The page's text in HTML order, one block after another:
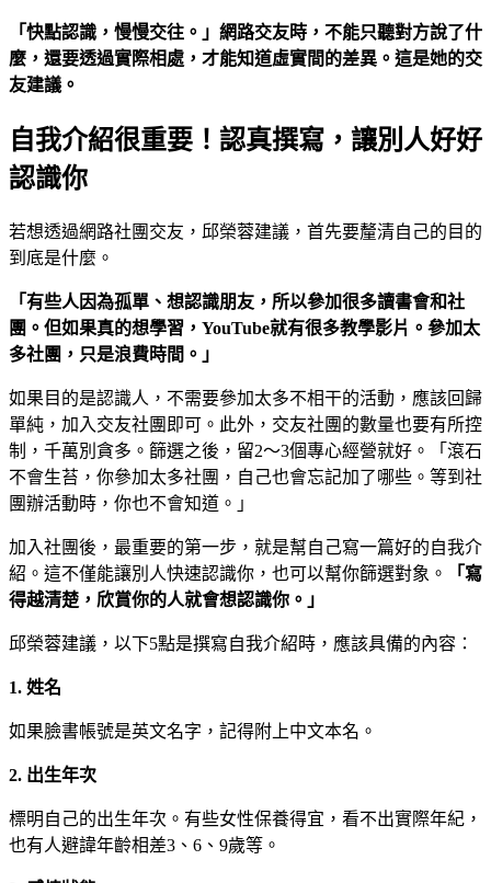
「快點認識，慢慢交往。」網路交友時，不能只聽對方說了什
麼，還要透過實際相處，才能知道虛實間的差異。這是她的交
友建議。
自我介紹很重要！認真撰寫，讓別人好好
認識你
若想透過網路社團交友，邱榮蓉建議，首先要釐清自己的目的
到底是什麼。
「有些人因為孤單、想認識朋友，所以參加很多讀書會和社
團。但如果真的想學習，YouTube就有很多教學影片。參加太
多社團，只是浪費時間。」
如果目的是認識人，不需要參加太多不相干的活動，應該回歸
單純，加入交友社團即可。此外，交友社團的數量也要有所控
制，千萬別貪多。篩選之後，留2～3個專心經營就好。「滾石
不會生苔，你參加太多社團，自己也會忘記加了哪些。等到社
團辦活動時，你也不會知道。」
加入社團後，最重要的第一步，就是幫自己寫一篇好的自我介
紹。這不僅能讓別人快速認識你，也可以幫你篩選對象。
「寫
得越清楚，欣賞你的人就會想認識你。」
邱榮蓉建議，以下5點是撰寫自我介紹時，應該具備的內容：
1. 姓名
如果臉書帳號是英文名字，記得附上中文本名。
2. 出生年次
標明自己的出生年次。有些女性保養得宜，看不出實際年紀，
也有人避諱年齡相差3、6、9歲等。